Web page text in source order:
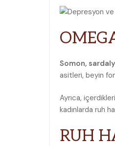
Somon,
asitleri, beyin
Ayrıca,
kadınlarda ruh
RUH